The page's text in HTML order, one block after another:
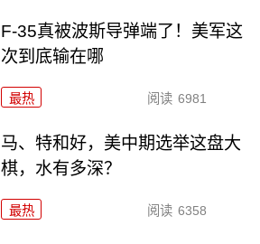
F-35真被波斯导弹端了！美军这
次到底输在哪
最热 阅读 6981
马、特和好，美中期选举这盘大
棋，水有多深？
最热 阅读 6358